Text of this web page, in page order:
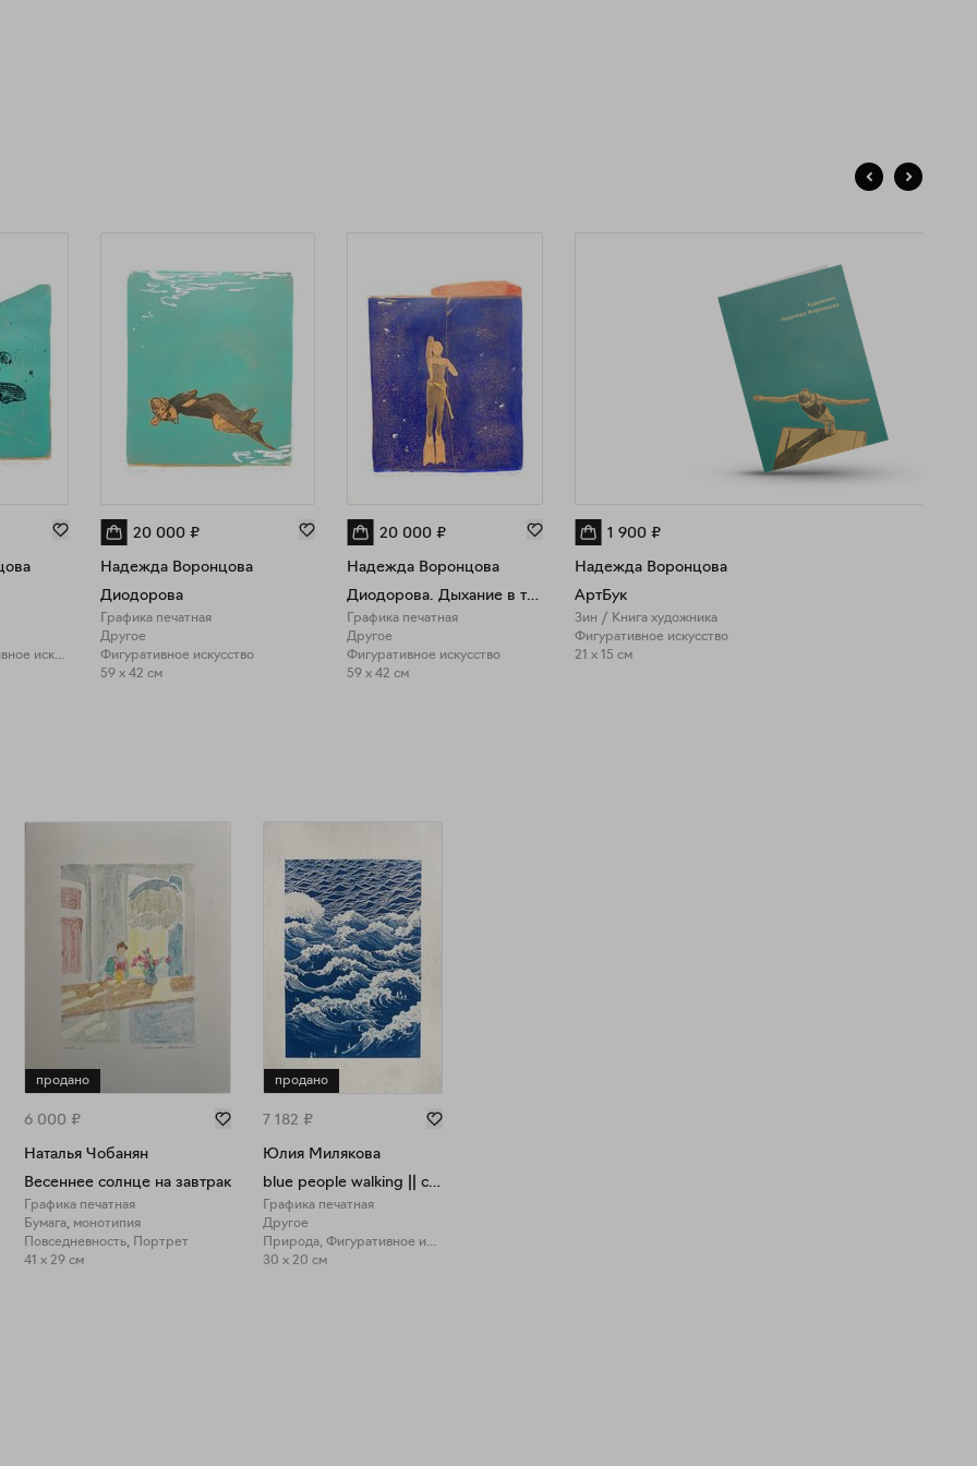
Природа, Фигуративное искусство
20 000 ₽
Надежда Воронцова
Диодорова
Графика печатная
Другое
Фигуративное искусство
59 x 42 см
20 000 ₽
Надежда Воронцова
Диодорова. Дыхание в тишине
Графика печатная
Другое
Фигуративное искусство
59 x 42 см
1 900 ₽
Надежда Воронцова
АртБук
Зин / Книга художника
Фигуративное искусство
21 x 15 см
продано
6 000 ₽
Наталья Чобанян
Весеннее солнце на завтрак
Графика печатная
Бумага, монотипия
Повседневность, Портрет
41 x 29 см
продано
7 182 ₽
Юлия Милякова
blue people walking || condition → 1 sea inside sea
Графика печатная
Другое
Природа, Фигуративное искусство
30 x 20 см